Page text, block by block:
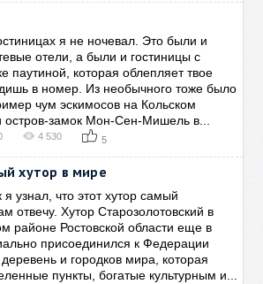
я не ночевал. Это были и
отели, а были и гостиницы с
паутиной, которая облепляет твое
в номер. Из необычного тоже было
чум эскимосов на Кольском
остров-замок Мон-Сен-Мишель в...
4 530 5
хутор в мире
я узнал, что этот хутор самый
отвечу. Хутор Старозолотовский в
районе Ростовской области еще в
присоединился к Федерации
и городков мира, которая
пункты, богатые культурным и...